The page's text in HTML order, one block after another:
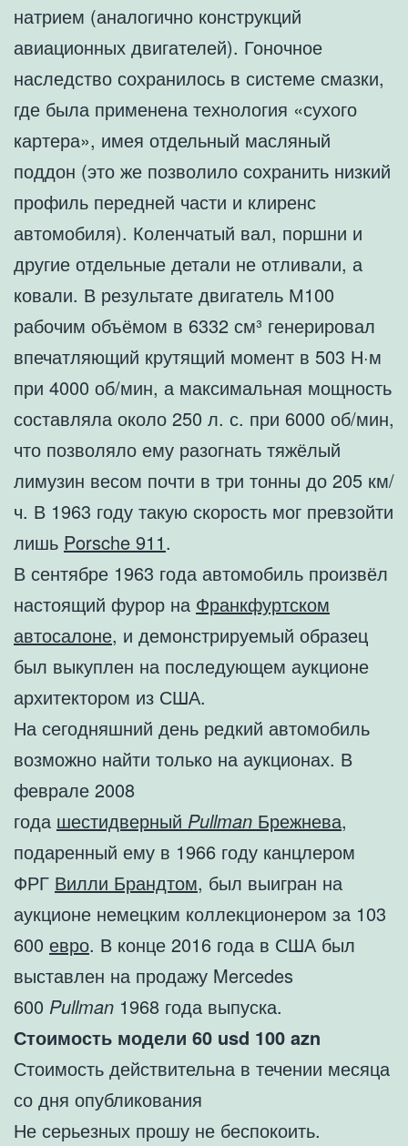
натрием (аналогично конструкций
авиационных двигателей). Гоночное
наследство сохранилось в системе смазки,
где была применена технология «сухого
картера», имея отдельный масляный
поддон (это же позволило сохранить низкий
профиль передней части и клиренс
автомобиля). Коленчатый вал, поршни и
другие отдельные детали не отливали, а
ковали. В результате двигатель М100
рабочим объёмом в 6332 см³ генерировал
впечатляющий крутящий момент в 503 Н·м
при 4000 об/мин, а максимальная мощность
составляла около 250 л. с. при 6000 об/мин,
что позволяло ему разогнать тяжёлый
лимузин весом почти в три тонны до 205 км/
ч. В 1963 году такую скорость мог превзойти
лишь Porsche 911.
В сентябре 1963 года автомобиль произвёл
настоящий фурор на Франкфуртском
автосалоне, и демонстрируемый образец
был выкуплен на последующем аукционе
архитектором из США.
На сегодняшний день редкий автомобиль
возможно найти только на аукционах. В
феврале 2008
года шестидверный Pullman Брежнева,
подаренный ему в 1966 году канцлером
ФРГ Вилли Брандтом, был выигран на
аукционе немецким коллекционером за 103
600 евро. В конце 2016 года в США был
выставлен на продажу Mercedes
600 Pullman 1968 года выпуска.
Стоимость модели 60 usd 100 azn
Стоимость действительна в течении месяца
со дня опубликования
Не серьезных прошу не беспокоить.